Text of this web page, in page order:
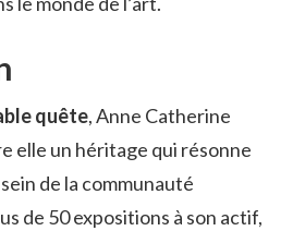
quête, Anne Catherine
elle un héritage qui résonne
de la communauté
de 50 expositions à son actif,